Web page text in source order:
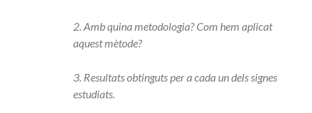
2. Amb quina metodologia? Com hem aplicat
aquest mètode?
3. Resultats obtinguts per a cada un dels signes
estudiats.